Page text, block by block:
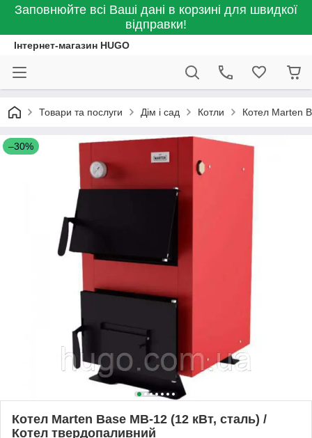
Заповнюйте всі Ваші дані в корзині для швидкої
відправки!
Інтернет-магазин HUGO
Товари та послуги Дім і сад Котли Котел Marten
–30%
Котел Marten Base MB-12 (12 кВт, сталь) /
Котел твердопаливний